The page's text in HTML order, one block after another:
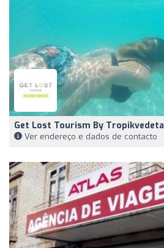
Get Lost Tourism By Tropikvedeta
Ver endereço e dados de contacto